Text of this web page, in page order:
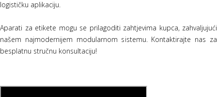
logističku aplikaciju.
Aparati za etikete mogu se prilagoditi zahtjevima kupca, zahvaljujući
našem najmodernijem modularnom sistemu. Kontaktirajte nas za
besplatnu stručnu konsultaciju!